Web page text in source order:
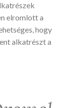
elromlott a
hogy
alkatrészt a